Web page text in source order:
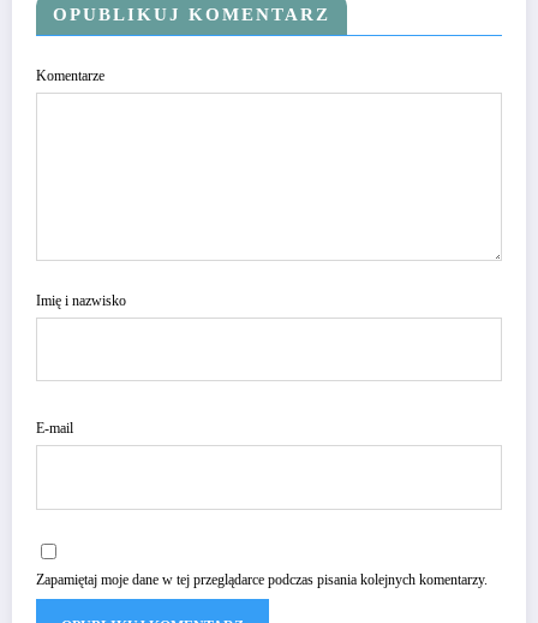
OPUBLIKUJ KOMENTARZ
Komentarze
Imię i nazwisko
E-mail
Zapamiętaj moje dane w tej przeglądarce podczas pisania kolejnych komentarzy.